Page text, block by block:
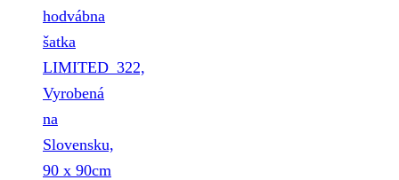
hodvábna
šatka
LIMITED_322,
Vyrobená
na
Slovensku,
90 x 90cm